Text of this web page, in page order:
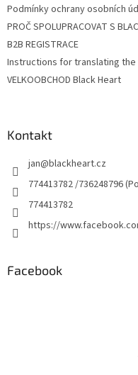
Podmínky ochrany osobních
PROČ SPOLUPRACOVAT S
B2B REGISTRACE
Instructions for translating
VELKOOBCHOD Black Heart
Kontakt
jan@blackheart.cz
774413782 /736248796
774413782
https://
Facebook